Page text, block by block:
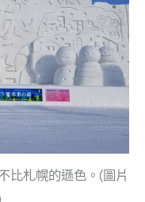
比札幌的遜色。(圖片